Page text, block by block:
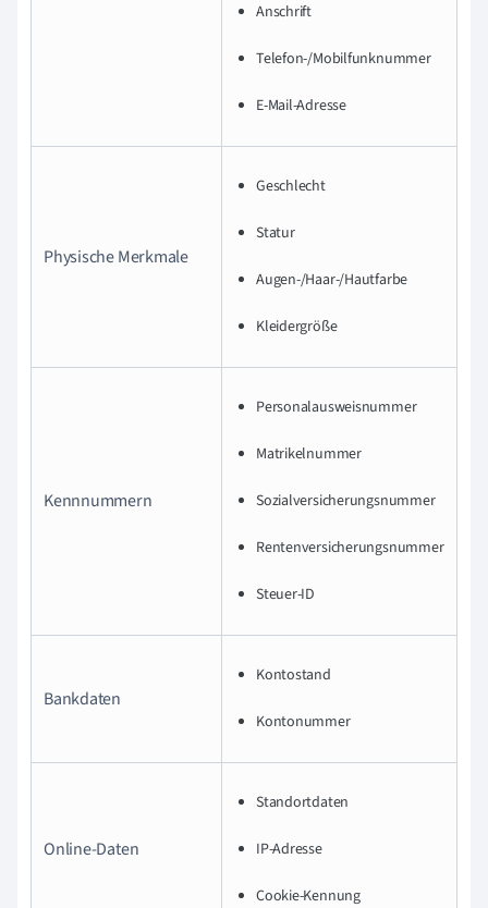
Anschrift
Telefon-/Mobilfunknummer
E-Mail-Adresse
Physische Merkmale
Geschlecht
Statur
Augen-/Haar-/Hautfarbe
Kleidergröße
Kennnummern
Personalausweisnummer
Matrikelnummer
Sozialversicherungsnummer
Rentenversicherungsnummer
Steuer-ID
Bankdaten
Kontostand
Kontonummer
Online-Daten
Standortdaten
IP-Adresse
Cookie-Kennung